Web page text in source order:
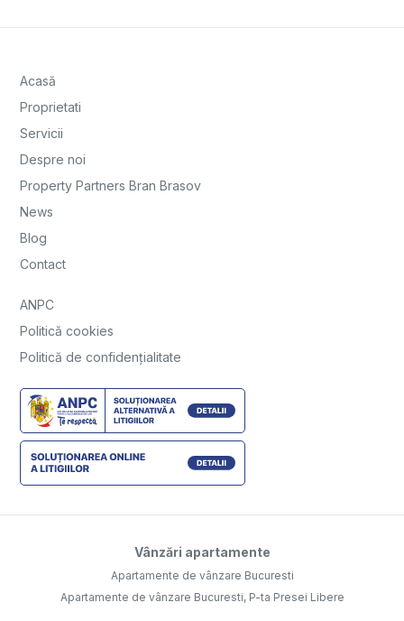
Acasă
Proprietati
Servicii
Despre noi
Property Partners Bran Brasov
News
Blog
Contact
ANPC
Politică cookies
Politică de confidențialitate
Vânzări apartamente
Apartamente de vânzare Bucuresti
Apartamente de vânzare Bucuresti, P-ta Presei Libere